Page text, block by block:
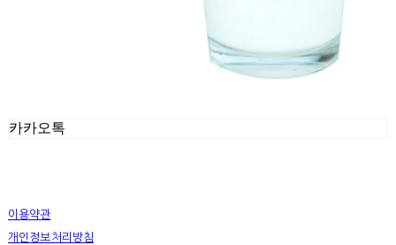
카카오톡
이용약관
개인정보처리방침